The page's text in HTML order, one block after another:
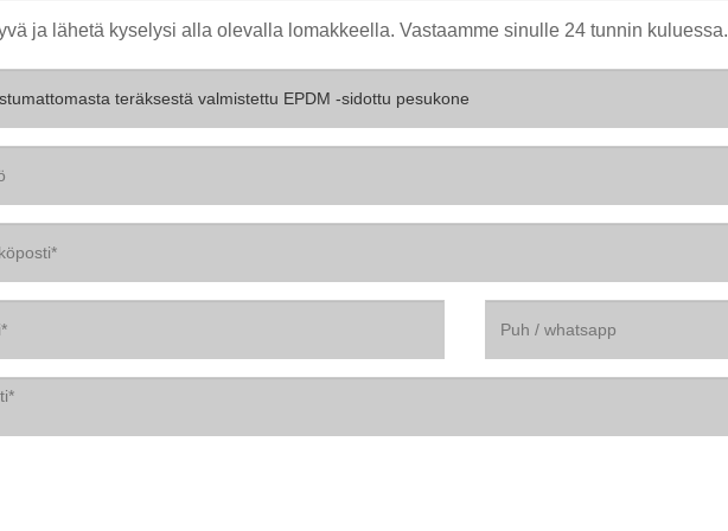
ja lähetä kyselysi alla olevalla lomakkeella. Vastaamme sinulle 24 tunnin kuluessa.